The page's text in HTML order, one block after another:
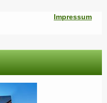
Impressum